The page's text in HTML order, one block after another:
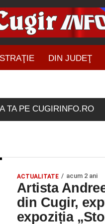
DIN JUDEŢ
TA PE CUGIRINFO.RO
ACTUALITATE acum 2 ani
Artista
din Cugir,
expoziția